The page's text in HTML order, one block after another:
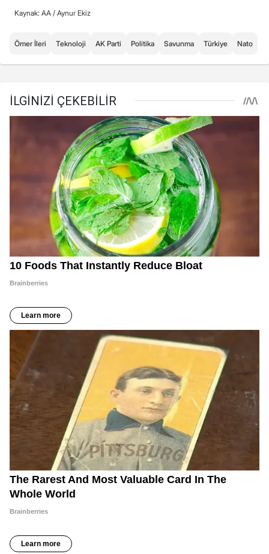
Kaynak: AA / Aynur Ekiz
Ömer İleri Teknoloji AK Parti Politika Savunma Türkiye Nato